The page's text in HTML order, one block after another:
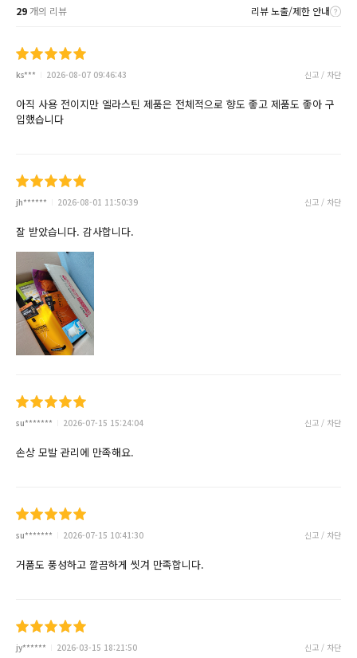
29개의 리뷰 리뷰 노출/제한 안내
ks*** 2026-08-07 09:46:43 신고 / 차단
아직 사용 전이지만 엘라스틴 제품은 전체적으로 향도 좋고 제품도 좋아 구
입했습니다
jh****** 2026-08-01 11:50:39 신고 / 차단
잘 받았습니다. 감사합니다.
su******* 2026-07-15 15:24:04 신고 / 차단
손상 모발 관리에 만족해요.
su******* 2026-07-15 10:41:30 신고 / 차단
거품도 풍성하고 깔끔하게 씻겨 만족합니다.
jy****** 2026-03-15 18:21:50 신고 / 차단